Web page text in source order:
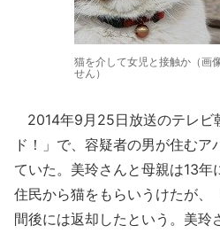
猫を介して女児と接触か（画
せん）
2014年9月25日放送のテレビ
ド！」で、容疑者の男が住むア
ていた。美玲さんと母親は13年
住民から猫をもらいうけたが、
間後には返却したという。美玲